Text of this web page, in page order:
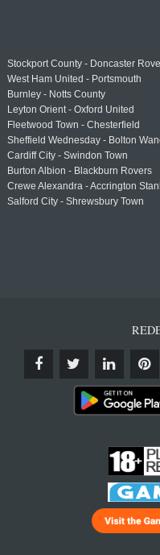
Stockport County - Doncaster
West Ham United - Portsmouth
Burnley - Notts County
Leyton Orient - Oxford United
Fleetwood Town - Chesterfield
Sheffield Wednesday - Bolton
Cardiff City - Swindon Town
Burton Albion - Blackburn Rovers
Crewe Alexandra - Accrington
Salford City - Shrewsbury Town